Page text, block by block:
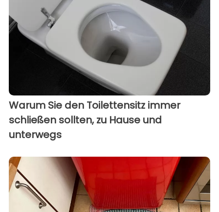
Warum Sie den Toilettensitz immer
schließen sollten, zu Hause und
unterwegs